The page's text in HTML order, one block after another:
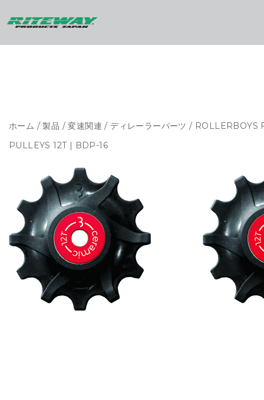
ホーム /製品 /変速関連 /ディレーラーパーツ / ROLLERBOYS
PULLEYS 12T | BDP-16